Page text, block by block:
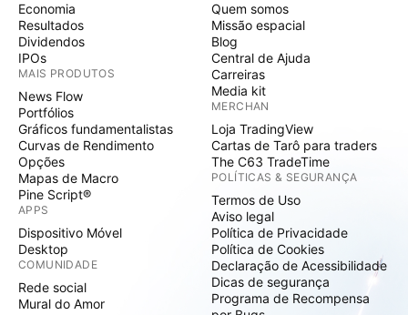
Economia
Resultados
Dividendos
IPOs
MAIS PRODUTOS
News Flow
Portfólios
Gráficos fundamentalistas
Curvas de Rendimento
Opções
Mapas de Macro
Pine Script®
APPS
Dispositivo Móvel
Desktop
COMUNIDADE
Rede social
Mural do Amor
Quem somos
Missão espacial
Blog
Central de Ajuda
Carreiras
Media kit
MERCHAN
Loja TradingView
Cartas de Tarô para traders
The C63 TradeTime
POLÍTICAS & SEGURANÇA
Termos de Uso
Aviso legal
Política de Privacidade
Política de Cookies
Declaração de Acessibilidade
Dicas de segurança
Programa de Recompensa